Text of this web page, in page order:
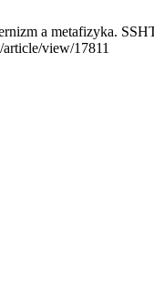
a metafizyka.
view/17811